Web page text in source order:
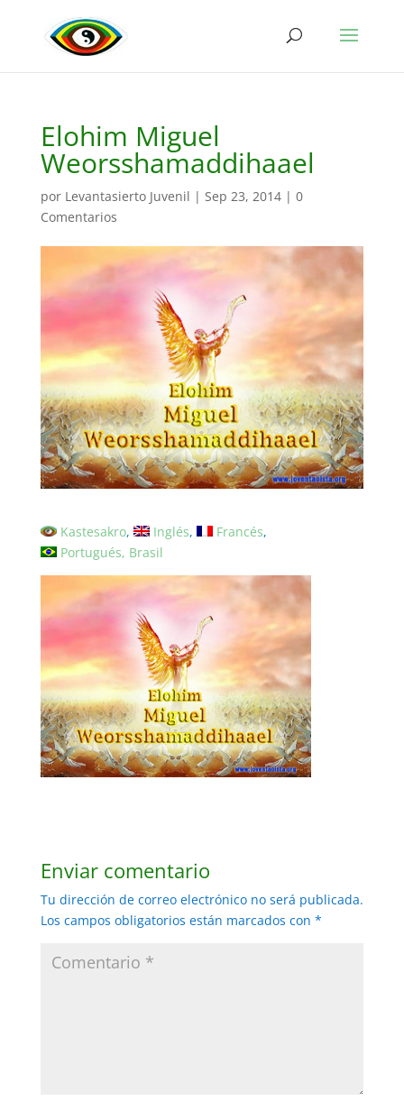
Elohim Miguel
Weorsshamaddihaael
por Levantasierto Juvenil | Sep 23, 2014| 0
Comentarios
Kastesakro Inglés
Francés
Portugués, Brasil
Enviar comentario
Tu dirección de correo electrónico no será publicada.
Los campos obligatorios están marcados con *